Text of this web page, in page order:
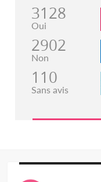
3128
Oui
2902
Non
110
Sans avis